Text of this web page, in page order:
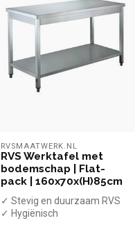
RVSMAATWERK.NL
RVS Werktafel met
bodemschap | Flat-
pack | 160x70x(H)85cm
✓ Stevig en duurzaam RVS
✓ Hygiënisch